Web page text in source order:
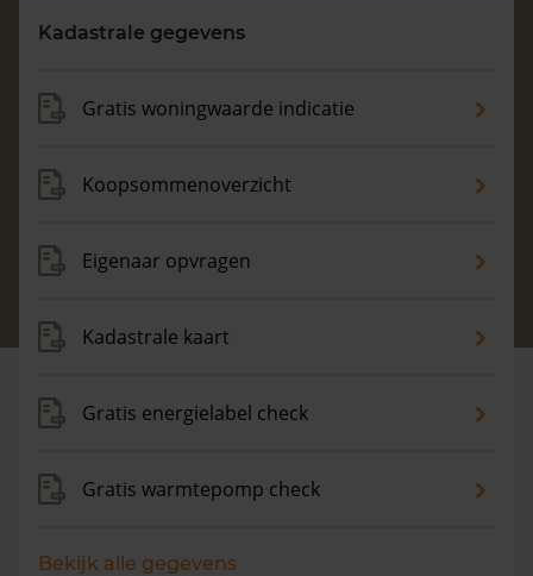
Maandag t/m vrijdag - 08:00 -18:00
Kadastrale gegevens
Gratis woningwaarde indicatie
Koopsommenoverzicht
Eigenaar opvragen
Kadastrale kaart
Gratis energielabel check
Gratis warmtepomp check
Bekijk alle gegevens